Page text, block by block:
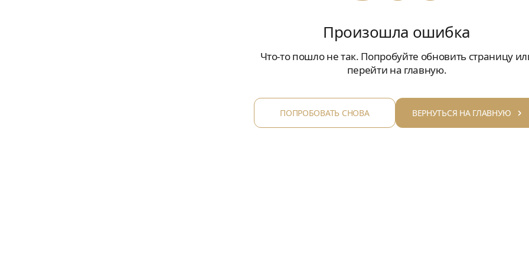
Произошла ошибка
Что-то пошло не так. Попробуйте обновить страницу
перейти на главную.
ПОПРОБОВАТЬ СНОВА ВЕРНУТЬСЯ НА ГЛАВНУЮ